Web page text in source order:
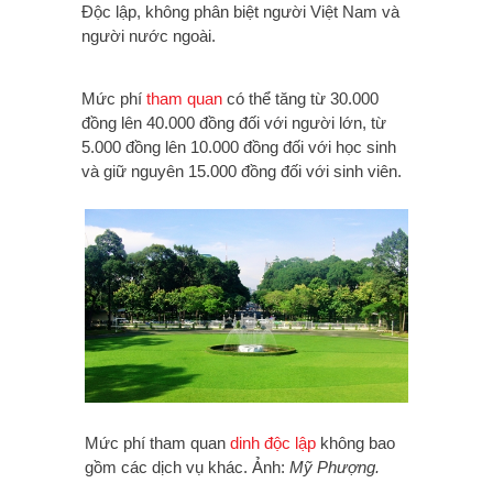
Độc lập, không phân biệt người Việt Nam và
người nước ngoài.
Mức phí tham quan có thể tăng từ 30.000
đồng lên 40.000 đồng đối với người lớn, từ
5.000 đồng lên 10.000 đồng đối với học sinh
và giữ nguyên 15.000 đồng đối với sinh viên.
Mức phí tham quan dinh độc lập không bao
gồm các dịch vụ khác. Ảnh: Mỹ Phượng.